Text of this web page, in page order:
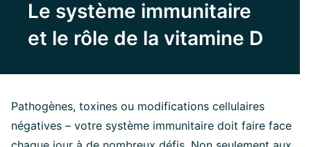
Le système immunitaire
et le rôle de la vitamine D
Pathogènes, toxines ou modifications cellulaires
négatives – votre système immunitaire doit faire face